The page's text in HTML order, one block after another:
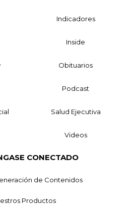
Indicadores
Inside
Obituarios
Podcast
Salud Ejecutiva
Videos
CONECTADO
de Contenidos
Productos